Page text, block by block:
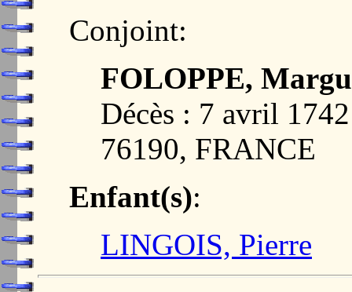
Conjoint:
FOLOPPE,
Décès : 7 avril
76190, FRANCE
Enfant(s):
LINGOIS, Pierre